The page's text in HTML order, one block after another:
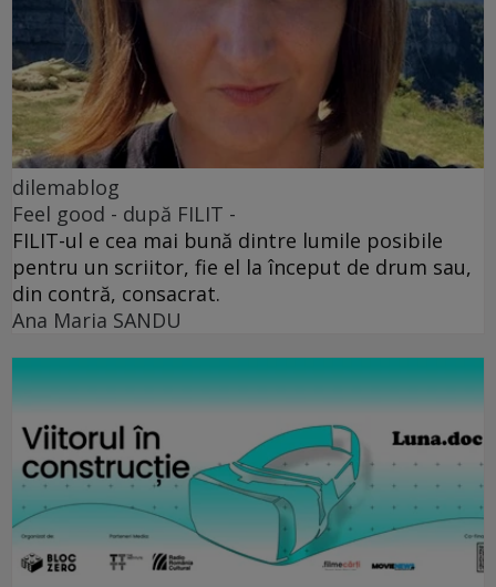
dilemablog
Feel good - după FILIT -
FILIT-ul e cea mai bună dintre lumile posibile
pentru un scriitor, fie el la început de drum sau,
din contră, consacrat.
Ana Maria SANDU